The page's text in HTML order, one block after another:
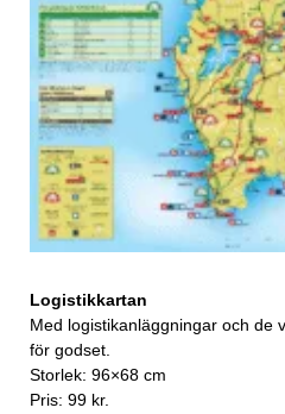
Logistikkartan
Med logistikanläggningar och de
för godset.
Storlek: 96×68 cm
Pris: 99 kr.